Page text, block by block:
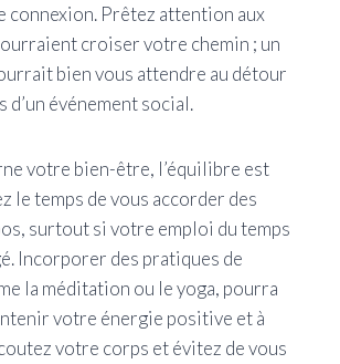
connexion. Prêtez attention aux
croiser votre chemin ; un
bien vous attendre au détour
d’un événement social.
votre bien-être, l’équilibre est
le temps de vous accorder des
surtout si votre emploi du temps
Incorporer des pratiques de
la méditation ou le yoga, pourra
votre énergie positive et à
votre corps et évitez de vous